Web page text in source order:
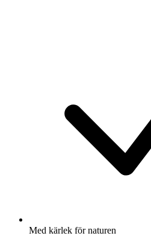
Med kärlek för naturen